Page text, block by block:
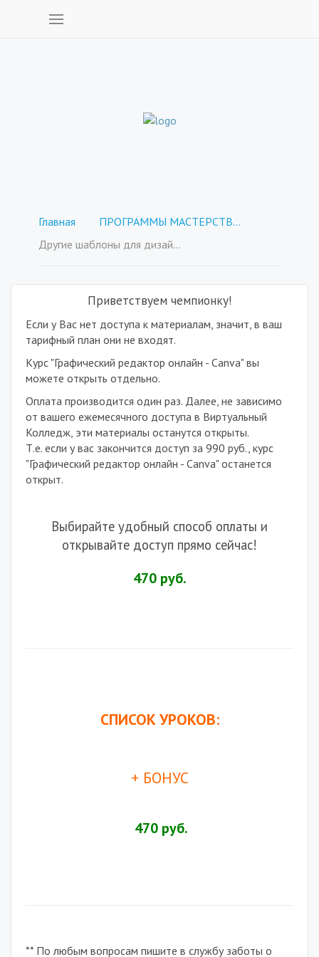
Главная
ПРОГРАММЫ МАСТЕРСТВА - покупка отдельных курсов
Другие шаблоны для дизайна.
Приветствуем чемпионку!
Если у Вас нет доступа к материалам, значит, в ваш
тарифный план они не входят.
Курс "Графический редактор онлайн - Canva" вы
можете открыть отдельно.
Оплата производится один раз. Далее, не зависимо
от вашего ежемесячного доступа в Виртуальный
Колледж, эти материалы останутся открыты.
Т.е. если у вас закончится доступ за 990 руб., курс
"Графический редактор онлайн - Canva" останется
открыт.
Выбирайте удобный способ оплаты и
открывайте доступ прямо сейчас!
470 руб.
СПИСОК УРОКОВ:
+ БОНУС
470 руб.
** По любым вопросам пишите в службу заботы о